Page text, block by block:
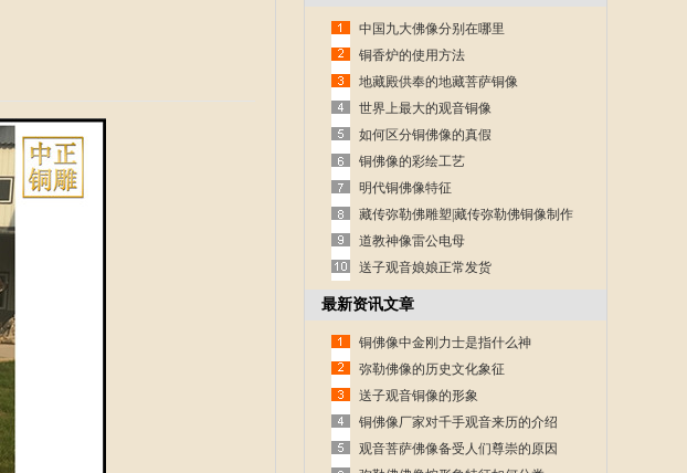
中国九大佛像分别在哪里
铜香炉的使用方法
地藏殿供奉的地藏菩萨铜像
世界上最大的观音铜像
如何区分铜佛像的真假
铜佛像的彩绘工艺
明代铜佛像特征
藏传弥勒佛雕塑|藏传弥勒佛铜像制作
道教神像雷公电母
送子观音娘娘正常发货
最新资讯文章
铜佛像中金刚力士是指什么神
弥勒佛像的历史文化象征
送子观音铜像的形象
铜佛像厂家对千手观音来历的介绍
观音菩萨佛像备受人们尊崇的原因